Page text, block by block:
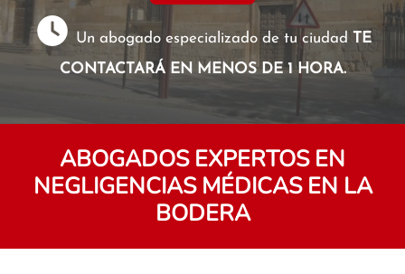
Un abogado especializado de tu ciudad TE
CONTACTARÁ EN MENOS DE 1 HORA.
ABOGADOS EXPERTOS EN
NEGLIGENCIAS MÉDICAS EN LA
BODERA